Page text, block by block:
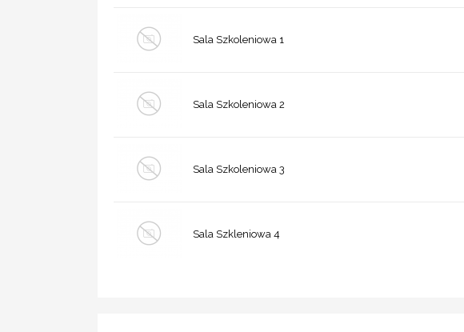
Sala Szkoleniowa 1
Sala Szkoleniowa 2
Sala Szkoleniowa 3
Sala Szkleniowa 4